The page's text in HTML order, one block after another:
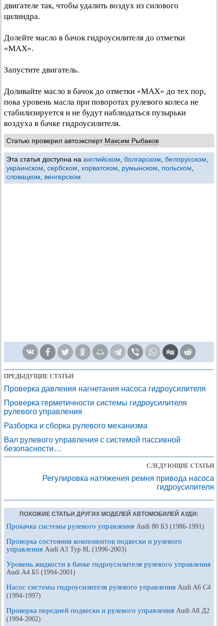
двигателе так, чтобы удалить воздух из силового
цилиндра.
Долейте масло в бачок гидроусилителя до отметки
«МАХ».
Запустите двигатель.
Доливайте масло в бачок до отметки «МАХ» до тех пор,
пока уровень масла при поворотах рулевого колеса не
стабилизируется и не будут наблюдаться пузырьки
воздуха в бачке гидроусилителя.
Статью проверил автоэксперт Максим Рыбаков
Эта статья доступна на английском болгарском белорусском
украинском сербском хорватском румынском польском
словацком
венгерском
ПРЕДЫДУЩИЕ СТАТЬИ
Проверка давления нагнетания насоса гидроусилителя
Проверка герметичности системы гидроусилителя
рулевого управления
Разборка и сборка рулевого механизма
Вал рулевого управления с системой пассивной
безопасности…
СЛЕДУЮЩИЕ СТАТЬИ
Регулировка натяжения ремня привода насоса
гидроусилителя
ПОХОЖИЕ СТАТЬИ ДРУГИХ МОДЕЛЕЙ АВТОМОБИЛЕЙ АУДИ:
Прокачка системы рулевого управления Audi 80 Б3 (1986-1991)
Проверка состояния компонентов подвески и рулевого
управления Audi A3 Typ 8L (1996-2003)
Уровень жидкости в бачке гидроусилителя рулевого управления
Audi A4 Б5 (1994-2001)
Насос системы гидроусилителя рулевого управления Audi A6 С4
(1994-1997)
Проверка передней подвески и рулевого управления Audi A8 Д2
(1994-2002)